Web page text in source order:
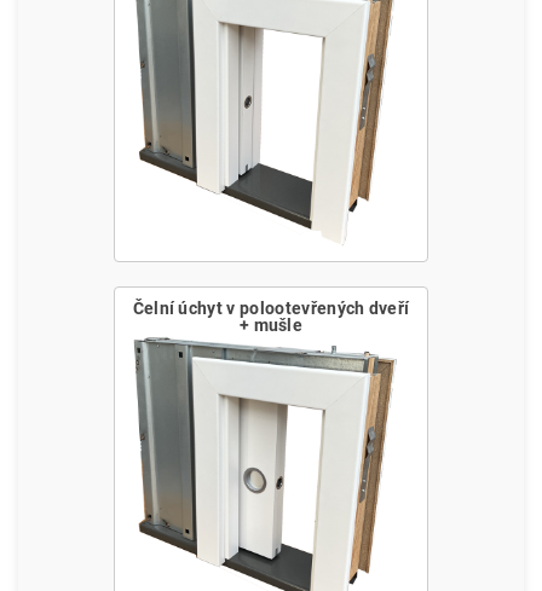
Čelní úchyt v polootevřených dveří
+ mušle